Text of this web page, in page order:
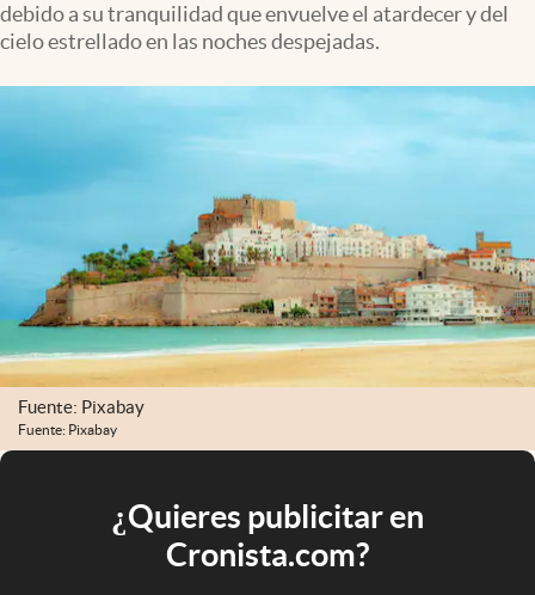
debido a su tranquilidad que envuelve el atardecer y del
cielo estrellado en las noches despejadas.
Fuente: Pixabay
Fuente: Pixabay
¿Quieres publicitar en
Cronista.com?